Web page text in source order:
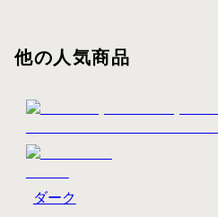
他の人気商品
ダーク